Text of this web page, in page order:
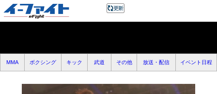
MMA ボクシング キック 武道 その他 放送・配信 イベント日程